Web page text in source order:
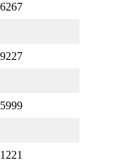
6267
9227
5999
1221